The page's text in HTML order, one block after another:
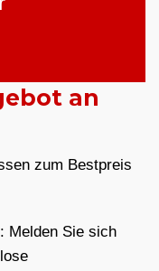
an
zum Bestpreis
Melden Sie sich